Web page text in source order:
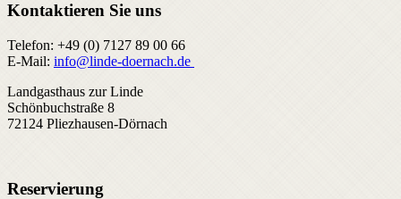
Kontaktieren Sie uns
Telefon: +49 (0) 7127 89 00 66
E-Mail: info@linde-doernach.de
Landgasthaus zur Linde
Schönbuchstraße 8
72124 Pliezhausen-Dörnach
Reservierung